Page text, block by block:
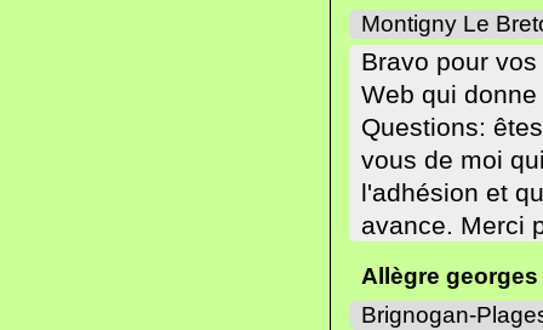
Montigny Le
Bravo pour
Web qui
Questions:
vous de moi
l'adhésion et
avance. Merci
Allègre georges
Brignogan-